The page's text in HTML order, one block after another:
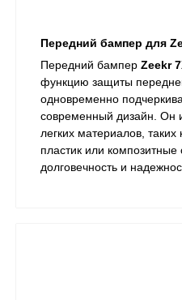
Передний бампер для
Передний бампер Zeekr
функцию защиты
одновременно
современный дизайн. Он
легких материалов,
пластик или
долговечность и